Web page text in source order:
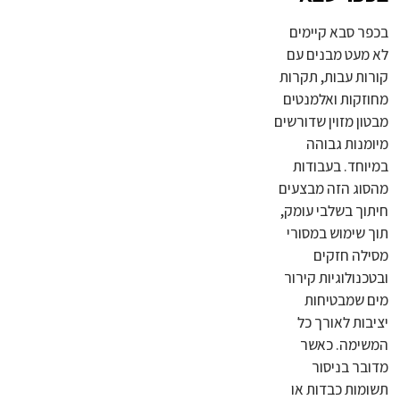
בכפר סבא קיימים
לא מעט מבנים עם
קורות עבות, תקרות
מחוזקות ואלמנטים
מבטון מזוין שדורשים
מיומנות גבוהה
במיוחד. בעבודות
מהסוג הזה מבצעים
חיתוך בשלבי עומק,
תוך שימוש במסורי
מסילה חזקים
ובטכנולוגיות קירור
מים שמבטיחות
יציבות לאורך כל
המשימה. כאשר
מדובר בניסור
תשומות כבדות או